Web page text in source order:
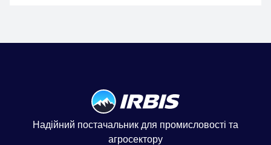
Надійний постачальник для промисловості та
агросектору